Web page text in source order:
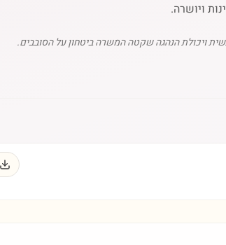
ויושרה.
ויכולת הנהגה שקטה המשרה ביטחון על הסובבים.